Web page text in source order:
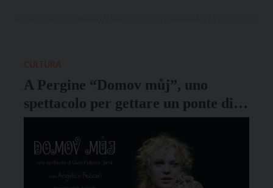
A Pergine “Domov můj”, uno
spettacolo per gettare un ponte di
pace